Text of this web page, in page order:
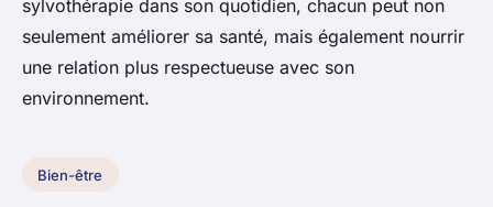
sylvothérapie dans son quotidien, chacun peut non
seulement améliorer sa santé, mais également nourrir
une relation plus respectueuse avec son
environnement.
Bien-être